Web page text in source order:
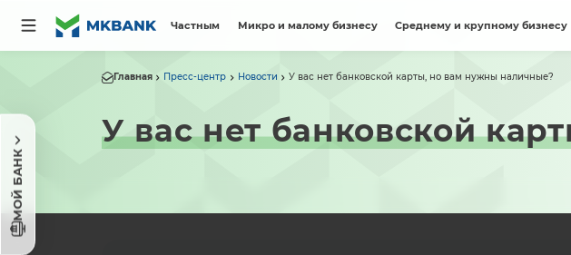
Частным Микро и малому бизнесу Среднему и крупному бизнесу
МОЙ БАНК
Главная Пресс-центр Новости У вас нет банковской карты, но вам нужны наличные?
У вас нет банковской